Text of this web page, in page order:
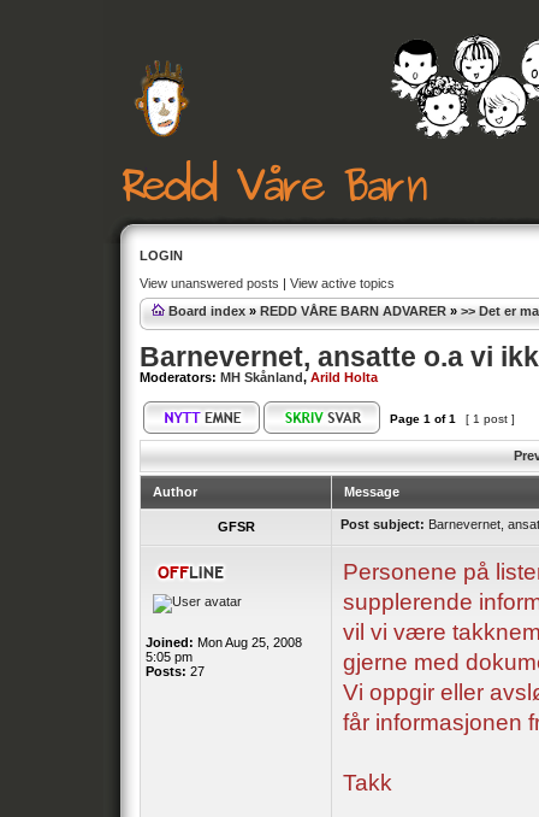
LOGIN
View unanswered posts | View active topics
Board index » REDD VÅRE BARN ADVARER » >> Det er
Barnevernet, ansatte o.a vi
Moderators: MH Skånland, Arild Holta
Page 1 of1 [ 1 post ]
Author Message
GFSR Post subject: Barnevernet,
Joined: Mon Aug 25, 2008
5:05 pm
Posts: 27
Personene på
supplerende
vil vi være
gjerne med
Vi oppgir eller
får informasjonen
Takk